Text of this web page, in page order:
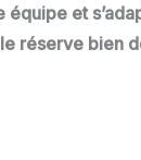
et
bien